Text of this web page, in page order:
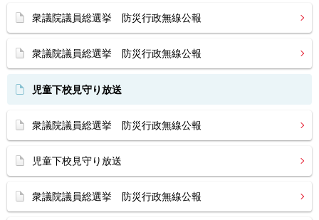
衆議院議員総選挙 防災行政無線公報
衆議院議員総選挙 防災行政無線公報
児童下校見守り放送
衆議院議員総選挙 防災行政無線公報
児童下校見守り放送
衆議院議員総選挙 防災行政無線公報